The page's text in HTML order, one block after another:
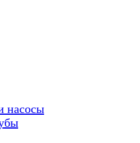
насосы